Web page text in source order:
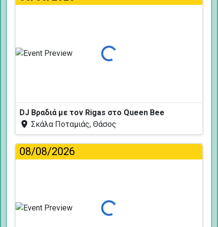
Φόρτωση...
DJ Βραδιά με τον Rigas στο Queen Bee
Σκάλα Ποταμιάς, Θάσος
08/08/2026
Φόρτωση...